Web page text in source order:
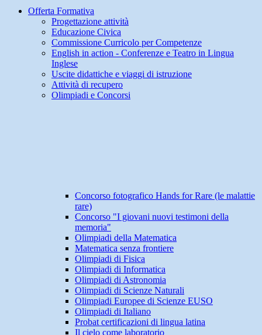
Offerta Formativa
Progettazione attività
Educazione Civica
Commissione Curricolo per Competenze
English in action - Conferenze e Teatro in Lingua
Inglese
Uscite didattiche e viaggi di istruzione
Attività di recupero
Olimpiadi e Concorsi
Concorso fotografico Hands for Rare (le malattie
rare)
Concorso "I giovani nuovi testimoni della
memoria"
Olimpiadi della Matematica
Matematica senza frontiere
Olimpiadi di Fisica
Olimpiadi di Informatica
Olimpiadi di Astronomia
Olimpiadi di Scienze Naturali
Olimpiadi Europee di Scienze EUSO
Olimpiadi di Italiano
Probat certificazioni di lingua latina
Il cielo come laboratorio